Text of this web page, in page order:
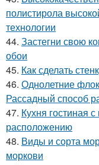
полистирола
технологии
44. Застегни свою
обои
45. Как сделать
46. Однолетние
Рассадный способ
47. Кухня гостиная
расположению
48. Виды и сорта
моркови